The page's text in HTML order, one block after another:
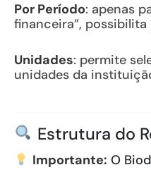
Por Período: apenas
financeira”,
Unidades: permite
unidades da
Estrutura do
Importante: O